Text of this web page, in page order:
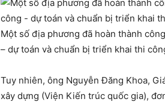
Một số địa phương đã hoàn thành
– dự toán và chuẩn bị triển khai thi
Tuy nhiên, ông Nguyễn Đăng Khoa,
xây dựng (Viện Kiến trúc quốc gia),